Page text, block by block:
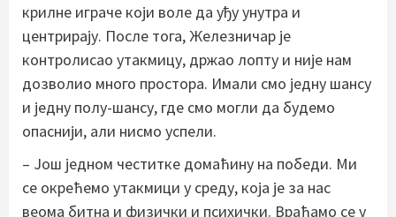
крилне играче који воле да уђу унутра и
центрирају. После тога, Железничар је
контролисао утакмицу, држао лопту и није нам
дозволио много простора. Имали смо једну шансу
и једну полу-шансу, где смо могли да будемо
опаснији, али нисмо успели.
– Још једном честитке домаћину на победи. Ми
се окрећемо утакмици у среду, која је за нас
веома битна и физички и психички. Враћамо се у